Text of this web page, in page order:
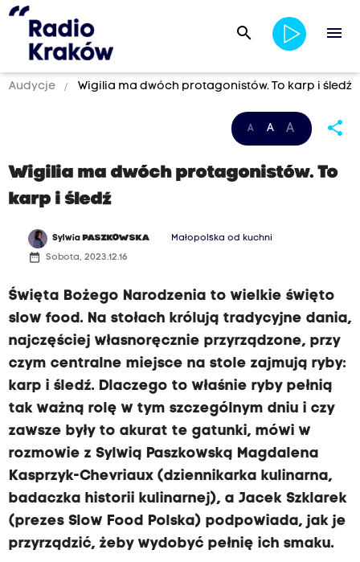
search menu
Audycje Wigilia ma dwóch protagonistów. To karp i śledź
A A A share
Wigilia ma dwóch protagonistów. To
karp i śledź
Sylwia PASZKOWSKA Małopolska od kuchni
date_range Sobota, 2023.12.16
Święta Bożego Narodzenia to wielkie święto
slow food. Na stołach królują tradycyjne dania,
najczęściej własnoręcznie przyrządzone, przy
czym centralne miejsce na stole zajmują ryby:
karp i śledź. Dlaczego to właśnie ryby pełnią
tak ważną rolę w tym szczególnym dniu i czy
zawsze były to akurat te gatunki, mówi w
rozmowie z Sylwią Paszkowską Magdalena
Kasprzyk-Chevriaux (dziennikarka kulinarna,
badaczka historii kulinarnej), a Jacek Szklarek
(prezes Slow Food Polska) podpowiada, jak je
przyrządzić, żeby wydobyć pełnię ich smaku.